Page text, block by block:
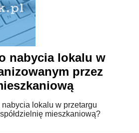
nabycia lokalu w
przez
lokalu w przetargu
mieszkaniową?